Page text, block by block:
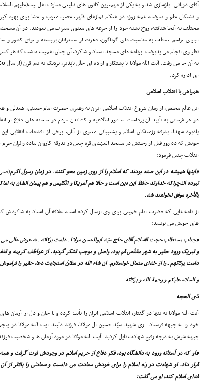
آقاى دریانى ـ بازسازى شد و به یکى از مهمترین کانون هاى تبلیغى معارف اهل بیت(علیهم
و تشنگان علم و معرفت، همه روزه در هنگام نمازهاى ظهر، عصر، مغرب و عشا براى بهره
مختلف به آنجا شتافته، روح تشنه خود را از جرعه هاى معنوى سیراب مى نمودند. در آن مسجد،
اجراى مراسم مختلف به مناسبت هاى گوناگون، دعوت از سخنرانان برجسته و موفق کشور و
نظر وى انجام مى پذیرفت. برنامه هاى مسجد استاد و شاگرد، آن چنان اهمیت داشت که هر
اى اداره کرد.
همراهى با انقلاب اسلامى
این عالم مخلص، از زمان شروع انقلاب اسلامى ایران به رهبرى حضرت امام خمینى، همدلى و
در هر فرصتى به تأیید آن پرداخت. صدور اطلاعیه و کشاندن مردم در صحنه هاى دفاع از
یادبود شهدا، بدرقه رزمندگان اسلام و پشتیبانى معنوى از آنان، برخى از اقدامات
خویش که ده روز قبل از رحلتش در مسجد المهدى قره چمن در بدرقه کاروان پیاده زائران حرم
انقلاب چنین فرمود:
«اینها همیشه در این صدد بودند که اسلام را از روى زمین محو کنند. در زمان رسول اکرم
نبوده اندچراکه خداوند حافظ این دین است و حالا هم آمریکا و انگلیس و هم پیمان انشان
بالأخره موفق نخواهند شد.
از نامه هایى که حضرت امام خمینى براى وى ارسال کرده است، علاقه آن استاد به شاگردش
هاى خویش مى نویسد:
«جناب مستطاب حجت الاسلام آقاى حاج سیّد ابوالحسن مولانا ـ دامت برکاته ـ به عرض عالى
و تبریک ورود حقیر به شهر مقدّس قم بود، واصل و موجب تشکر گردید. از عواطف کریمه و
دامت برکاتهم ـ را از خداى متعال خواستارم. ان شاء الله در مظانّ استجابت دعا، حقیر را
و السلام علیکم و رحمة الله و برکاته
ذى الحجه
آیت الله مولانا نه تنها در گفتار، انقلاب اسلامى ایران را تأیید کرده و با جان و دل از آرمان
جبهه شوش به درجه رفیع شهادت نایل گردید. آیت الله مولانا در مورد آرمان ها و شخصیت
«او که در آستانه ورود به دانشگاه بود، فکر دفاع از حریم اسلام در وجودش قوت گرفت و
قرار داد. او شهادت در راه اسلام را براى خودش سعادت مى دانست و سعادتى را بالاتر از
فداى اسلام کند، او مى گفت: